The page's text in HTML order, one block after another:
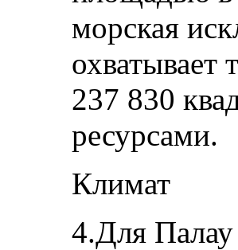
морская
237 830
ресурсами.
Климат
4.Для Палау